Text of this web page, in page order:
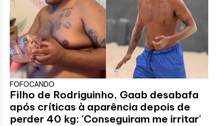
FOFOCANDO
Filho de Rodriguinho, Gaab desabafa
após críticas à aparência depois de
perder 40 kg: 'Conseguiram me irritar'